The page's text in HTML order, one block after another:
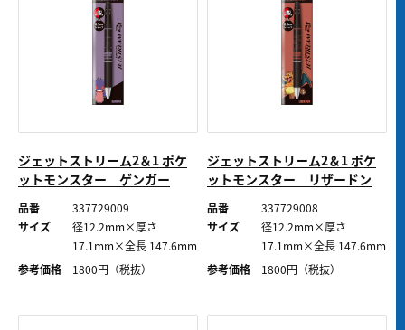
ジェットストリーム2＆1 ポケ
ットモンスター ゲンガー
品番
337729009
サイズ
径12.2mm×厚さ
17.1mm×全長 147.6mm
参考価格
1800円（税抜）
ジェットストリーム2＆1 ポケ
ットモンスター リザードン
品番
337729008
サイズ
径12.2mm×厚さ
17.1mm×全長 147.6mm
参考価格
1800円（税抜）